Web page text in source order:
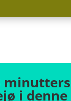
minutters
i